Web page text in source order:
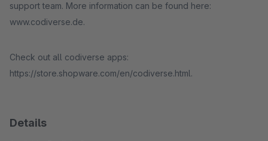
support team. More information can be found here:
www.codiverse.de.
Check out all codiverse apps:
https://store.shopware.com/en/codiverse.html.
Details